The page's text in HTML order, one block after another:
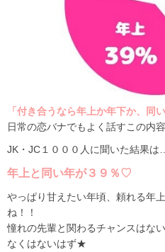
「付き合うなら年上か年下か、同
日常の恋バナでもよく話すこの内容
JK・JC１０００人に聞いた結果は…
年上と同い年が３９％♡
やっぱり甘えたい年頃、頼れる年
ね！！
憧れの先輩と関わるチャンスはな
なくはないはず★